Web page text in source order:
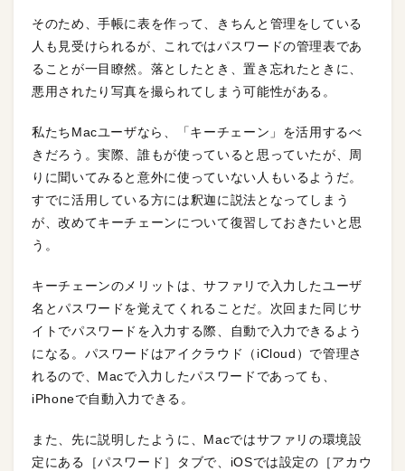
そのため、手帳に表を作って、きちんと管理をしている
人も見受けられるが、これではパスワードの管理表であ
ることが一目瞭然。落としたとき、置き忘れたときに、
悪用されたり写真を撮られてしまう可能性がある。
私たちMacユーザなら、「キーチェーン」を活用するべ
きだろう。実際、誰もが使っていると思っていたが、周
りに聞いてみると意外に使っていない人もいるようだ。
すでに活用している方には釈迦に説法となってしまう
が、改めてキーチェーンについて復習しておきたいと思
う。
キーチェーンのメリットは、サファリで入力したユーザ
名とパスワードを覚えてくれることだ。次回また同じサ
イトでパスワードを入力する際、自動で入力できるよう
になる。パスワードはアイクラウド（iCloud）で管理さ
れるので、Macで入力したパスワードであっても、
iPhoneで自動入力できる。
また、先に説明したように、Macではサファリの環境設
定にある［パスワード］タブで、iOSでは設定の［アカウ